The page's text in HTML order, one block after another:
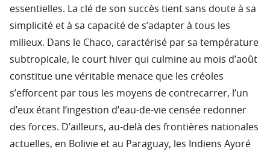
essentielles. La clé de son succès tient sans doute à sa
simplicité et à sa capacité de s’adapter à tous les
milieux. Dans le Chaco, caractérisé par sa température
subtropicale, le court hiver qui culmine au mois d’août
constitue une véritable menace que les créoles
s’efforcent par tous les moyens de contrecarrer, l’un
d’eux étant l’ingestion d’eau-de-vie censée redonner
des forces. D’ailleurs, au-delà des frontières nationales
actuelles, en Bolivie et au Paraguay, les Indiens Ayoré